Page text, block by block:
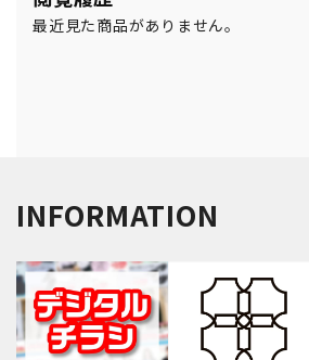
最近見た商品がありません。
INFORMATION